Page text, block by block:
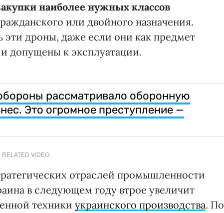
наиболее нужных классов
или двойного назначения.
эти дроны, даже если они как предмет
допущены к эксплуатации.
рассматривало оборонную
Это огромное преступление —
RELATED VIDEO
отраслей промышленности
в следующем году втрое увеличит
техники украинского производства. По